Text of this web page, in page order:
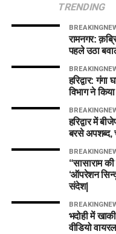
TRENDING
रामनगर:
पहले उठा
हरिद्वार:
विभाग ने
हरिद्वार में
बरसे अपशब्द,
“सासाराम
‘ऑपरेशन
संदेश|
भदोही में
वीडियो वायरल